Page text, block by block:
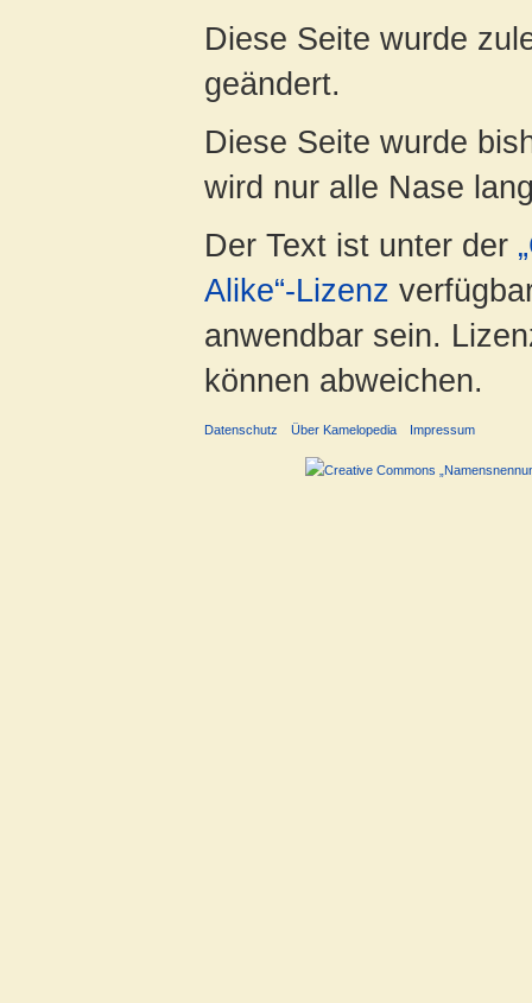
Diese Seite wurde
geändert.
Diese Seite wurde
wird nur alle Nase
Der Text ist unter der
Alike“-Lizenz
anwendbar sein.
können abweichen.
Datenschutz Über Kamelopedia Impressum